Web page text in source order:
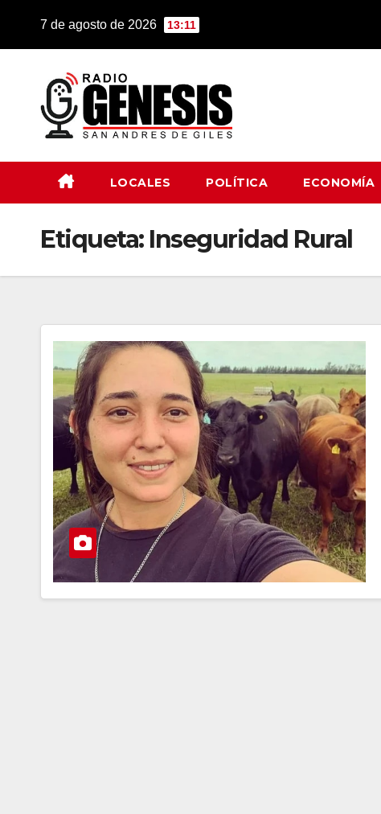
7 de agosto de 2026 13:11
LOCALES POLÍTICA ECONOMÍA
Etiqueta: Inseguridad Rural